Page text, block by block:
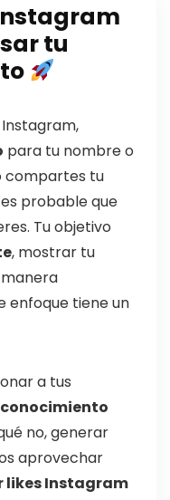
tu
para tu nombre o
compartes tu
probable que
Tu objetivo
, mostrar tu
enfoque tiene un
a tus
no, generar
aprovechar
likes Instagram